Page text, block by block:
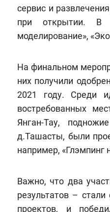
сервис и
при открытии. В
моделирование»,
На финальном
них получили
2021 году. Среди
востребованных
Янган-Тау,
д.Ташасты, были
например, «Глэмпинг
Важно, что два
результатов –
проектов, и